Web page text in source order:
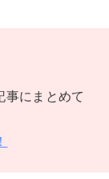
事にまとめて